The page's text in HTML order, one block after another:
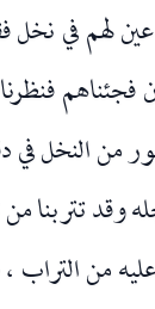
لهم في نخل
من النخل في
وقد تتربنا
من